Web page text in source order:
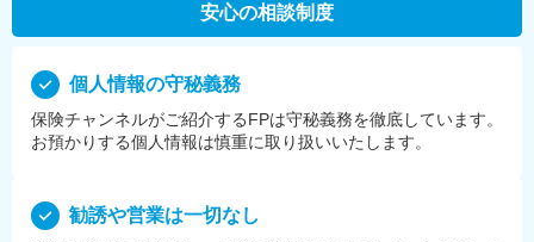
安心の相談制度
個⼈情報の守秘義務
保険チャンネルがご紹介するFPは守秘義務を徹底しています。
お預かりする個⼈情報は慎重に取り扱いいたします。
勧誘や営業は⼀切なし